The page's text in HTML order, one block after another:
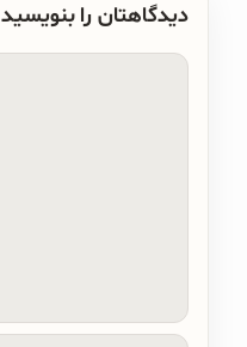
دیدگاهتان را بنویسید